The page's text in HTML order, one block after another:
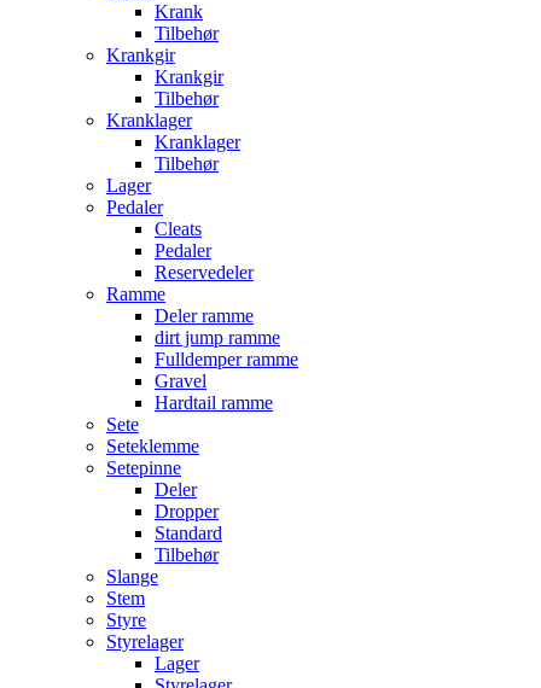
Krank
Tilbehør
Krankgir
Krankgir
Tilbehør
Kranklager
Kranklager
Tilbehør
Lager
Pedaler
Cleats
Pedaler
Reservedeler
Ramme
Deler ramme
dirt jump ramme
Fulldemper ramme
Gravel
Hardtail ramme
Sete
Seteklemme
Setepinne
Deler
Dropper
Standard
Tilbehør
Slange
Stem
Styre
Styrelager
Lager